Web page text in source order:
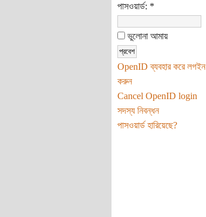
পাসওয়ার্ড: *
ভুলোনা আমায়
OpenID ব্যবহার করে লগইন
করুন
Cancel OpenID login
সদস্য নিবন্ধন
পাসওয়ার্ড হারিয়েছে?